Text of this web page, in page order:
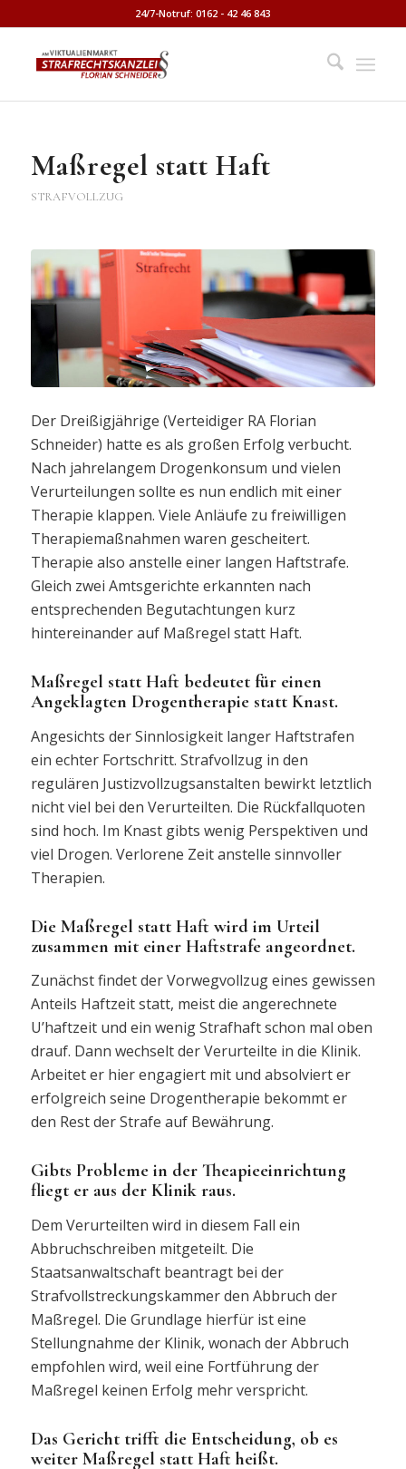
24/7-Notruf: 0162 - 42 46 843
Maßregel statt Haft
STRAFVOLLZUG
Der Dreißigjährige (Verteidiger RA Florian
Schneider) hatte es als großen Erfolg verbucht.
Nach jahrelangem Drogenkonsum und vielen
Verurteilungen sollte es nun endlich mit einer
Therapie klappen. Viele Anläufe zu freiwilligen
Therapiemaßnahmen waren gescheitert.
Therapie also anstelle einer langen Haftstrafe.
Gleich zwei Amtsgerichte erkannten nach
entsprechenden Begutachtungen kurz
hintereinander auf Maßregel statt Haft.
Maßregel statt Haft bedeutet für einen
Angeklagten Drogentherapie statt Knast.
Angesichts der Sinnlosigkeit langer Haftstrafen
ein echter Fortschritt. Strafvollzug in den
regulären Justizvollzugsanstalten bewirkt letztlich
nicht viel bei den Verurteilten. Die Rückfallquoten
sind hoch. Im Knast gibts wenig Perspektiven und
viel Drogen. Verlorene Zeit anstelle sinnvoller
Therapien.
Die Maßregel statt Haft wird im Urteil
zusammen mit einer Haftstrafe angeordnet.
Zunächst findet der Vorwegvollzug eines gewissen
Anteils Haftzeit statt, meist die angerechnete
U’haftzeit und ein wenig Strafhaft schon mal oben
drauf. Dann wechselt der Verurteilte in die Klinik.
Arbeitet er hier engagiert mit und absolviert er
erfolgreich seine Drogentherapie bekommt er
den Rest der Strafe auf Bewährung.
Gibts Probleme in der Theapieeinrichtung
fliegt er aus der Klinik raus.
Dem Verurteilten wird in diesem Fall ein
Abbruchschreiben mitgeteilt. Die
Staatsanwaltschaft beantragt bei der
Strafvollstreckungskammer den Abbruch der
Maßregel. Die Grundlage hierfür ist eine
Stellungnahme der Klinik, wonach der Abbruch
empfohlen wird, weil eine Fortführung der
Maßregel keinen Erfolg mehr verspricht.
Das Gericht trifft die Entscheidung, ob es
weiter Maßregel statt Haft heißt.